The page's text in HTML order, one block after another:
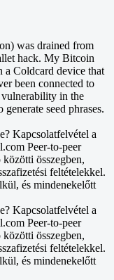
was drained from
hack. My Bitcoin
a Coldcard device that
been connected to
vulnerability in the
seed phrases.
Kapcsolatfelvétel a
Peer-to-peer
összegben,
feltételekkel.
és mindenekelőtt
Kapcsolatfelvétel a
Peer-to-peer
összegben,
feltételekkel.
és mindenekelőtt